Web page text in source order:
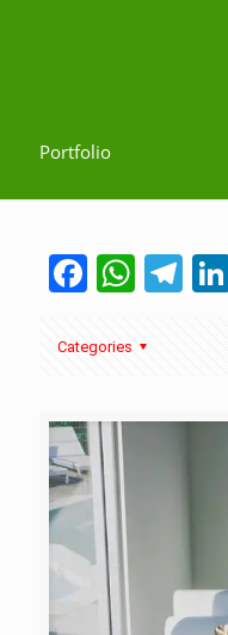
Portfolio
Categories